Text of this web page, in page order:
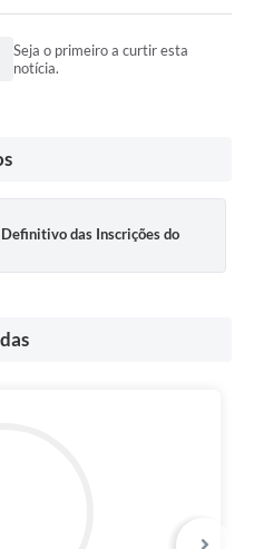
Seja o primeiro a curtir esta
notícia.
das Inscrições do